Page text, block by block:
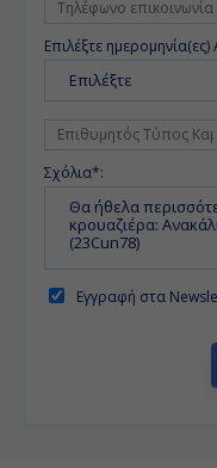
Επιλέξτε
Επιλέξτε
Σχόλια*:
Εγγραφή στα